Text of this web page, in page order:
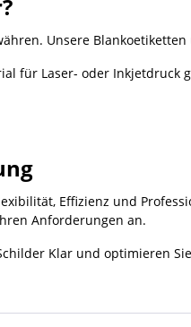
Unsere
für Laser- oder Inkjetdruck
Effizienz und
Anforderungen an.
Klar und optimieren